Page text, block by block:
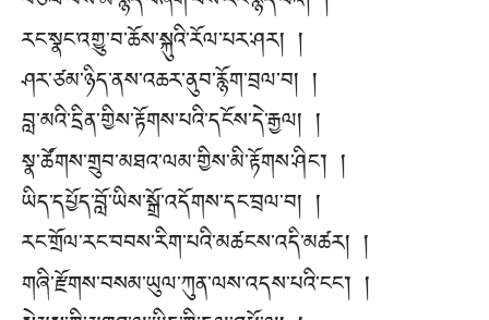
རང་སྣང་འགྱུ་བ་ཆོས་སྐུའི་རོལ་པར་ཤར། །
ཤར་ཙམ་ཉིད་ནས་འཆར་ནུབ་རྙོག་བྲལ་བ། །
བླ་མའི་དྲིན་གྱིས་རྟོགས་པའི་དངོས་དེ་རྒྱལ། །
སྣ་ཚོགས་གྲུབ་མཐའ་ལམ་གྱིས་མི་རྟོགས་ཤིང༌། །
ཡིད་དཔྱོད་བློ་ཡིས་སྒྲོ་འདོགས་དང་བྲལ་བ། །
རང་གྲོལ་རང་བབས་རིག་པའི་མཚངས་འདི་མཚར། །
གཞི་རྫོགས་བསམ་ཡུལ་ཀུན་ལས་འདས་པའི་ངང༌། །